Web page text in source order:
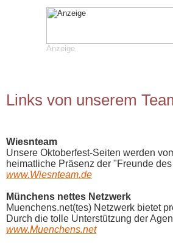
Anzeige
Links von unserem
Wiesnteam
Unsere Oktoberfest-Seiten werden
heimatliche Präsenz der "Freunde
www.Wiesnteam.de
Münchens nettes Netzwerk
Muenchens.net(tes) Netzwerk bietet
Durch die tolle Unterstützung der
www.Muenchens.net